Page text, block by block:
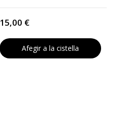
15,00 €
Afegir a la cistella